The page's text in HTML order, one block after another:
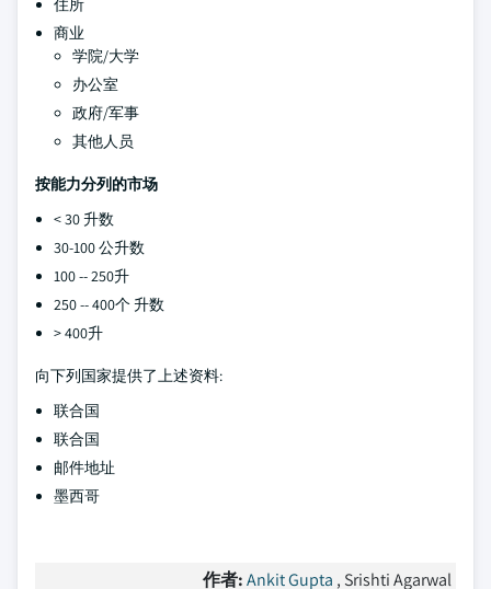
住所
商业
学院/大学
办公室
政府/军事
其他人员
按能力分列的市场
< 30 升数
30-100 公升数
100 -- 250升
250 -- 400个 升数
> 400升
向下列国家提供了上述资料:
联合国
联合国
邮件地址
墨西哥
作者:Ankit Gupta , Srishti Agarwal